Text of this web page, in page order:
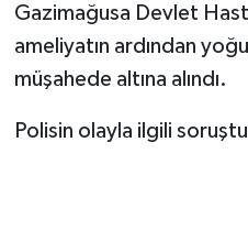
Gazimağusa Devlet
ameliyatın ardından
müşahede altına alındı.
Polisin olayla ilgili